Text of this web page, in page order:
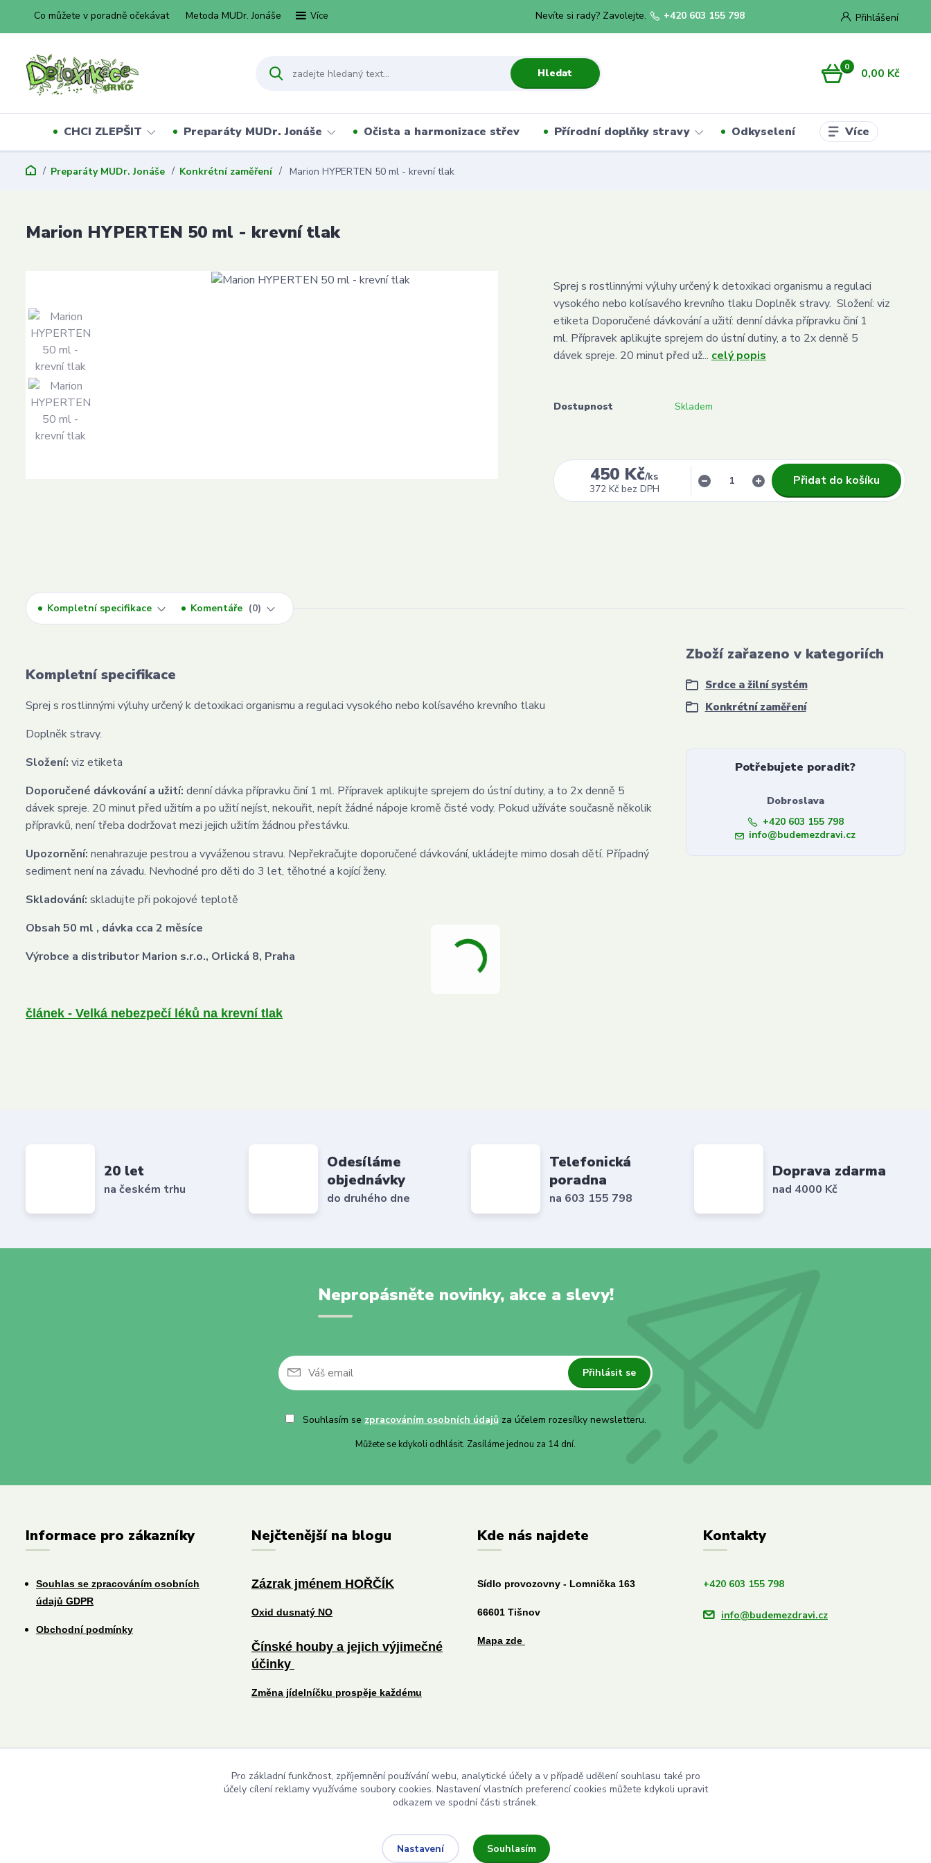
Co můžete v poradně očekávat Metoda MUDr. Jonáše Více Přihlášení
Hledat
Nevíte si rady? Zavolejte. +420 603 155 798
0 0,00 Kč
CHCI ZLEPŠIT Preparáty MUDr. Jonáše Očista a harmonizace střev Přírodní doplňky stravy Odkyselení Více
Preparáty MUDr. Jonáše Konkrétní zaměření Marion HYPERTEN 50 ml - krevní tlak
Marion HYPERTEN 50 ml - krevní tlak
Sprej s rostlinnými výluhy určený k detoxikaci organismu a regulaci
vysokého nebo kolísavého krevního tlaku Doplněk stravy. Složení: viz
etiketa Doporučené dávkování a užití: denní dávka přípravku činí 1
ml. Přípravek aplikujte sprejem do ústní dutiny, a to 2x denně 5
dávek spreje. 20 minut před už... celý popis
Dostupnost Skladem
450 Kč/ks
372 Kč bez DPH
Přidat do košíku
Kompletní specifikace Komentáře 0
Kompletní specifikace
Sprej s rostlinnými výluhy určený k detoxikaci organismu a regulaci vysokého nebo kolísavého krevního tlaku
Doplněk stravy.
Složení: viz etiketa
Doporučené dávkování a užití: denní dávka přípravku činí 1 ml. Přípravek aplikujte sprejem do ústní dutiny, a to 2x denně 5
dávek spreje. 20 minut před užitím a po užití nejíst, nekouřit, nepít žádné nápoje kromě čisté vody. Pokud užíváte současně několik
přípravků, není třeba dodržovat mezi jejich užitím žádnou přestávku.
Upozornění: nenahrazuje pestrou a vyváženou stravu. Nepřekračujte doporučené dávkování, ukládejte mimo dosah dětí. Případný
sediment není na závadu. Nevhodné pro děti do 3 let, těhotné a kojící ženy.
Skladování: skladujte při pokojové teplotě
Obsah 50 ml , dávka cca 2 měsíce
Výrobce a distributor Marion s.r.o., Orlická 8, Praha
článek - Velká nebezpečí léků na krevní tlak
Zboží zařazeno v kategoriích
Srdce a žilní systém
Konkrétní zaměření
Potřebujete poradit?
Dobroslava
+420 603 155 798
info@budemezdravi.cz
20 let
na českém trhu
Odesíláme
objednávky
do druhého dne
Telefonická
poradna
na 603 155 798
Doprava zdarma
nad 4000 Kč
Nepropásněte novinky, akce a slevy!
Přihlásit se
Souhlasím se zpracováním osobních údajůza účelem rozesílky newsletteru.
Můžete se kdykoli odhlásit. Zasíláme jednou za 14 dní.
Informace pro zákazníky
Souhlas se zpracováním osobních
údajů GDPR
Obchodní podmínky
Nejčtenější na blogu
Zázrak jménem HOŘČÍK
Oxid dusnatý NO
Čínské houby a jejich výjimečné
účinky
Změna jídelníčku prospěje každému
Kde nás najdete
Sídlo provozovny - Lomnička 163
66601 Tišnov
Mapa zde
Kontakty
+420 603 155 798
info@budemezdravi.cz
Upravit sběr cookies.
Pro základní funkčnost, zpříjemnění používání webu, analytické účely a v případě udělení souhlasu také pro
účely cílení reklamy využíváme soubory cookies. Nastavení vlastních preferencí cookies můžete kdykoli upravit
odkazem ve spodní části stránek.
Nastavení Souhlasím